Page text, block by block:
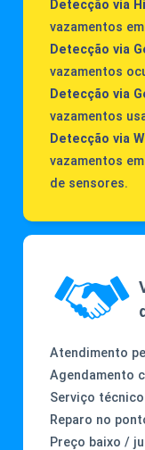
Detecção via
vazamentos
Detecção via
vazamentos
Detecção via
vazamentos
Detecção via
vazamentos
de sensores.
Atendimento
Agendamento
Serviço
Reparo no
Preço baixo /